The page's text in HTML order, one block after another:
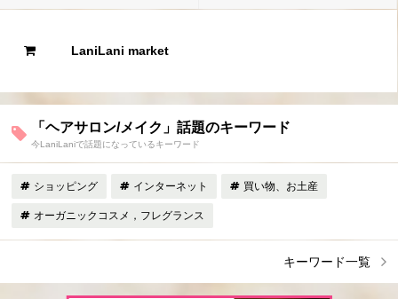
LaniLani market
「ヘアサロン/メイク」話題のキーワード
今LaniLaniで話題になっているキーワード
ショッピング インターネット 買い物、お土産
オーガニックコスメ，フレグランス
キーワード一覧